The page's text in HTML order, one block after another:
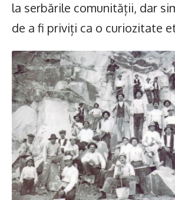
la serbările comunității, dar
de a fi priviți ca o curiozitate